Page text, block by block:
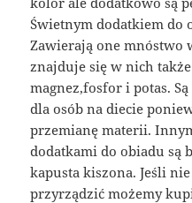
Świetnym dodatkiem do
Zawierają one mnóstwo
znajduje się w nich
magnez,fosfor i potas.
dla osób na diecie
przemianę materii.
dodatkami do obiadu są
kapusta kiszona. Jeśli
przyrządzić możemy